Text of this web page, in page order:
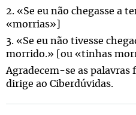
2. «Se eu não chegasse a
«morrias»]
3. «Se eu não tivesse
morrido.» [ou «tinhas
Agradecem-se as palavras
dirige ao Ciberdúvidas.